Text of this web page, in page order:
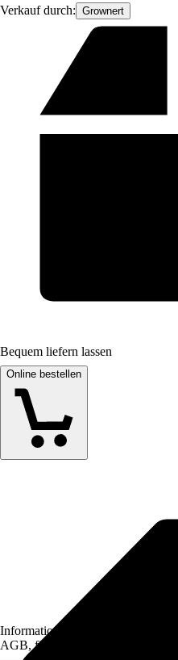
Verkauf durch: Grownert
Bequem liefern lassen
Online bestellen
Informationen des Verkäufers,
AGB, finden Sie bei Klick auf den